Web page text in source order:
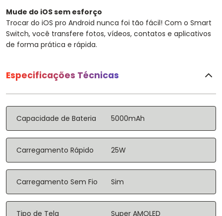
Mude do iOS sem esforço
Trocar do iOS pro Android nunca foi tão fácil! Com o Smart
Switch, você transfere fotos, vídeos, contatos e aplicativos
de forma prática e rápida.
Especificações Técnicas
Capacidade de Bateria 5000mAh
Carregamento Rápido 25W
Carregamento Sem Fio Sim
Tipo de Tela Super AMOLED